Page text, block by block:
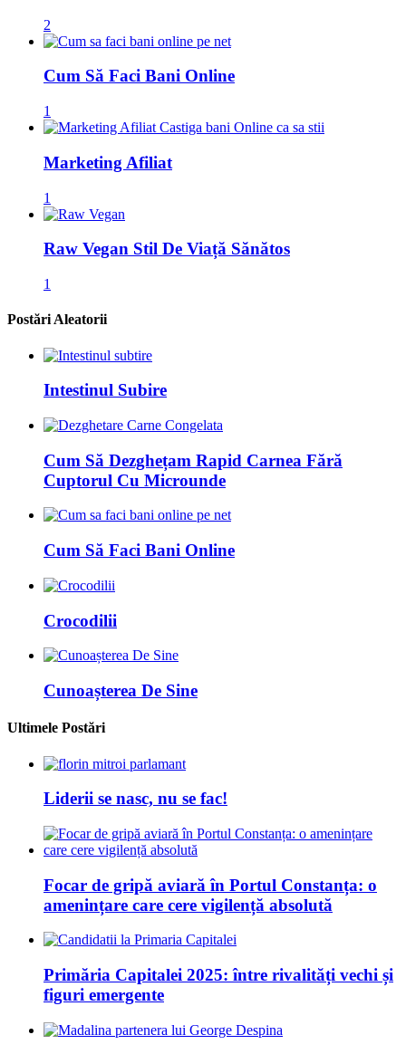
2
Cum Să Faci Bani Online
1
Marketing Afiliat
1
Raw Vegan Stil De Viață Sănătos
1
Postări Aleatorii
Intestinul Subire
Cum Să Dezghețam Rapid Carnea Fără
Cuptorul Cu Microunde
Cum Să Faci Bani Online
Crocodilii
Cunoașterea De Sine
Ultimele Postări
Liderii se nasc, nu se fac!
Focar de gripă aviară în Portul Constanța: o
amenințare care cere vigilență absolută
Primăria Capitalei 2025: între rivalități vechi și
figuri emergente